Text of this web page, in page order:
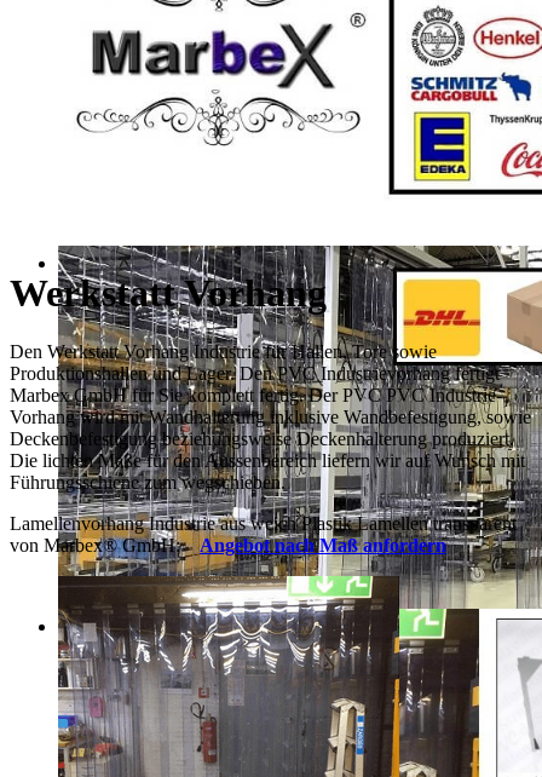
Werkstatt Vorhang
Den Werkstatt Vorhang Industrie für Hallen, Tore sowie
Produktionshallen und Lager. Den PVC Industrievorhang fertigt
Marbex GmbH für Sie komplett fertig. Der PVC PVC Industrie-
Vorhang wird mit Wandhalterung inklusive Wandbefestigung, sowie
Deckenbefestigung beziehungsweise Deckenhalterung produziert.
Die lichten Maße für den Aussenbereich liefern wir auf Wunsch mit
Führungsschiene zum wegschieben.
Lamellenvorhang Industrie aus weich Plastik Lamellen transparent
von Marbex®GmbH: Angebot nach Maß anfordern